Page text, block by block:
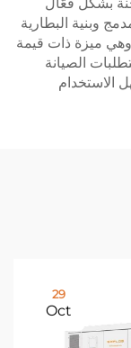
وبنية البطارية
ميزة ذات قيمة
الصيانة
الاستخدام
29
Oct